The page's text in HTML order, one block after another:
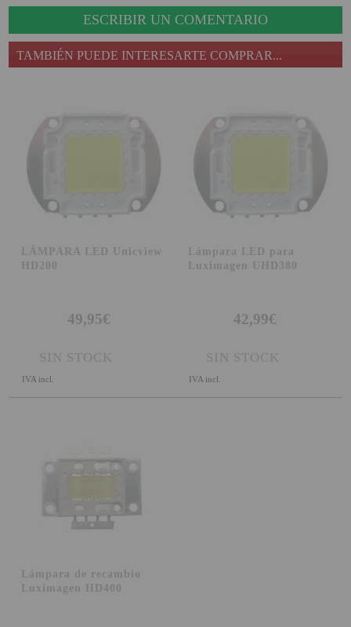
PROYECTORES 2K O 4K
NATIVOS
¿QUÉ MODELO NECESITO?
TIPOS DE PROYECTOR
PANTALLAS DE
PRODUCTOS
SOPORTE PARA PROYECTOR
Atención Pedidos:
soporte@proyectorbarato.com
ESCRIBIR UN COMENTARIO
TAMBIÉN PUEDE INTERESARTE COMPRAR...
LÁMPARA LED Unicview
HD200
49,95€
SIN STOCK
IVA incl.
Lámpara LED para
Luximagen UHD380
42,99€
SIN STOCK
IVA incl.
Lámpara de recambio
Luximagen HD400